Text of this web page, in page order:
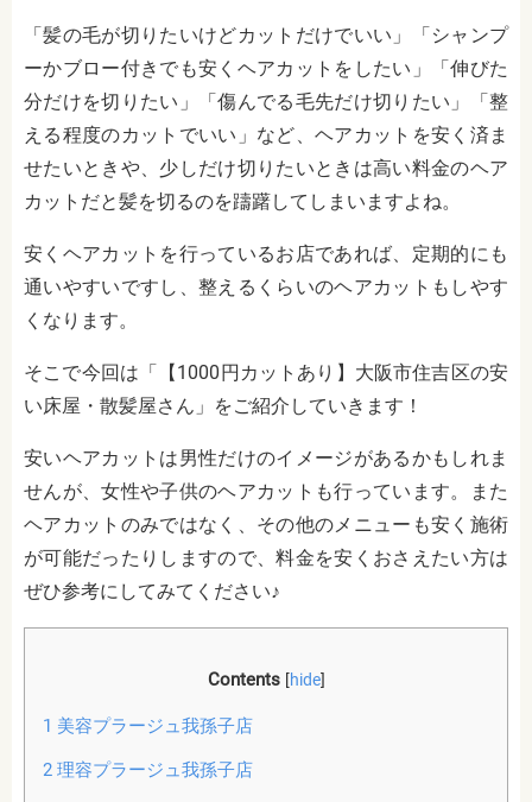
「髪の毛が切りたいけどカットだけでいい」「シャンプ
ーかブロー付きでも安くヘアカットをしたい」「伸びた
分だけを切りたい」「傷んでる毛先だけ切りたい」「整
える程度のカットでいい」など、ヘアカットを安く済ま
せたいときや、少しだけ切りたいときは高い料金のヘア
カットだと髪を切るのを躊躇してしまいますよね。
安くヘアカットを行っているお店であれば、定期的にも
通いやすいですし、整えるくらいのヘアカットもしやす
くなります。
そこで今回は「【1000円カットあり】大阪市住吉区の安
い床屋・散髪屋さん」をご紹介していきます！
安いヘアカットは男性だけのイメージがあるかもしれま
せんが、女性や子供のヘアカットも行っています。また
ヘアカットのみではなく、その他のメニューも安く施術
が可能だったりしますので、料金を安くおさえたい方は
ぜひ参考にしてみてください♪
Contents [hide]
1 美容プラージュ我孫子店
2理容プラージュ我孫子店